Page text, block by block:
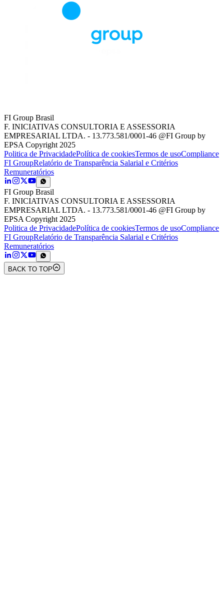
FI Group Brasil
F. INICIATIVAS CONSULTORIA E ASSESSORIA
EMPRESARIAL LTDA. - 13.773.581/0001-46 @FI Group by
EPSA Copyright 2025
Politica de PrivacidadePolítica de cookiesTermos de usoCompliance
FI GroupRelatório de Transparência Salarial e Critérios
Remuneratórios
FI Group Brasil
F. INICIATIVAS CONSULTORIA E ASSESSORIA
EMPRESARIAL LTDA. - 13.773.581/0001-46 @FI Group by
EPSA Copyright 2025
Politica de PrivacidadePolítica de cookiesTermos de usoCompliance
FI GroupRelatório de Transparência Salarial e Critérios
Remuneratórios
BACK TO TOP